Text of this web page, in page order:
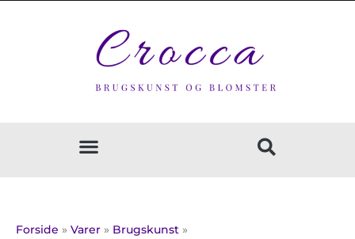
Forside Varer
Brugskunst